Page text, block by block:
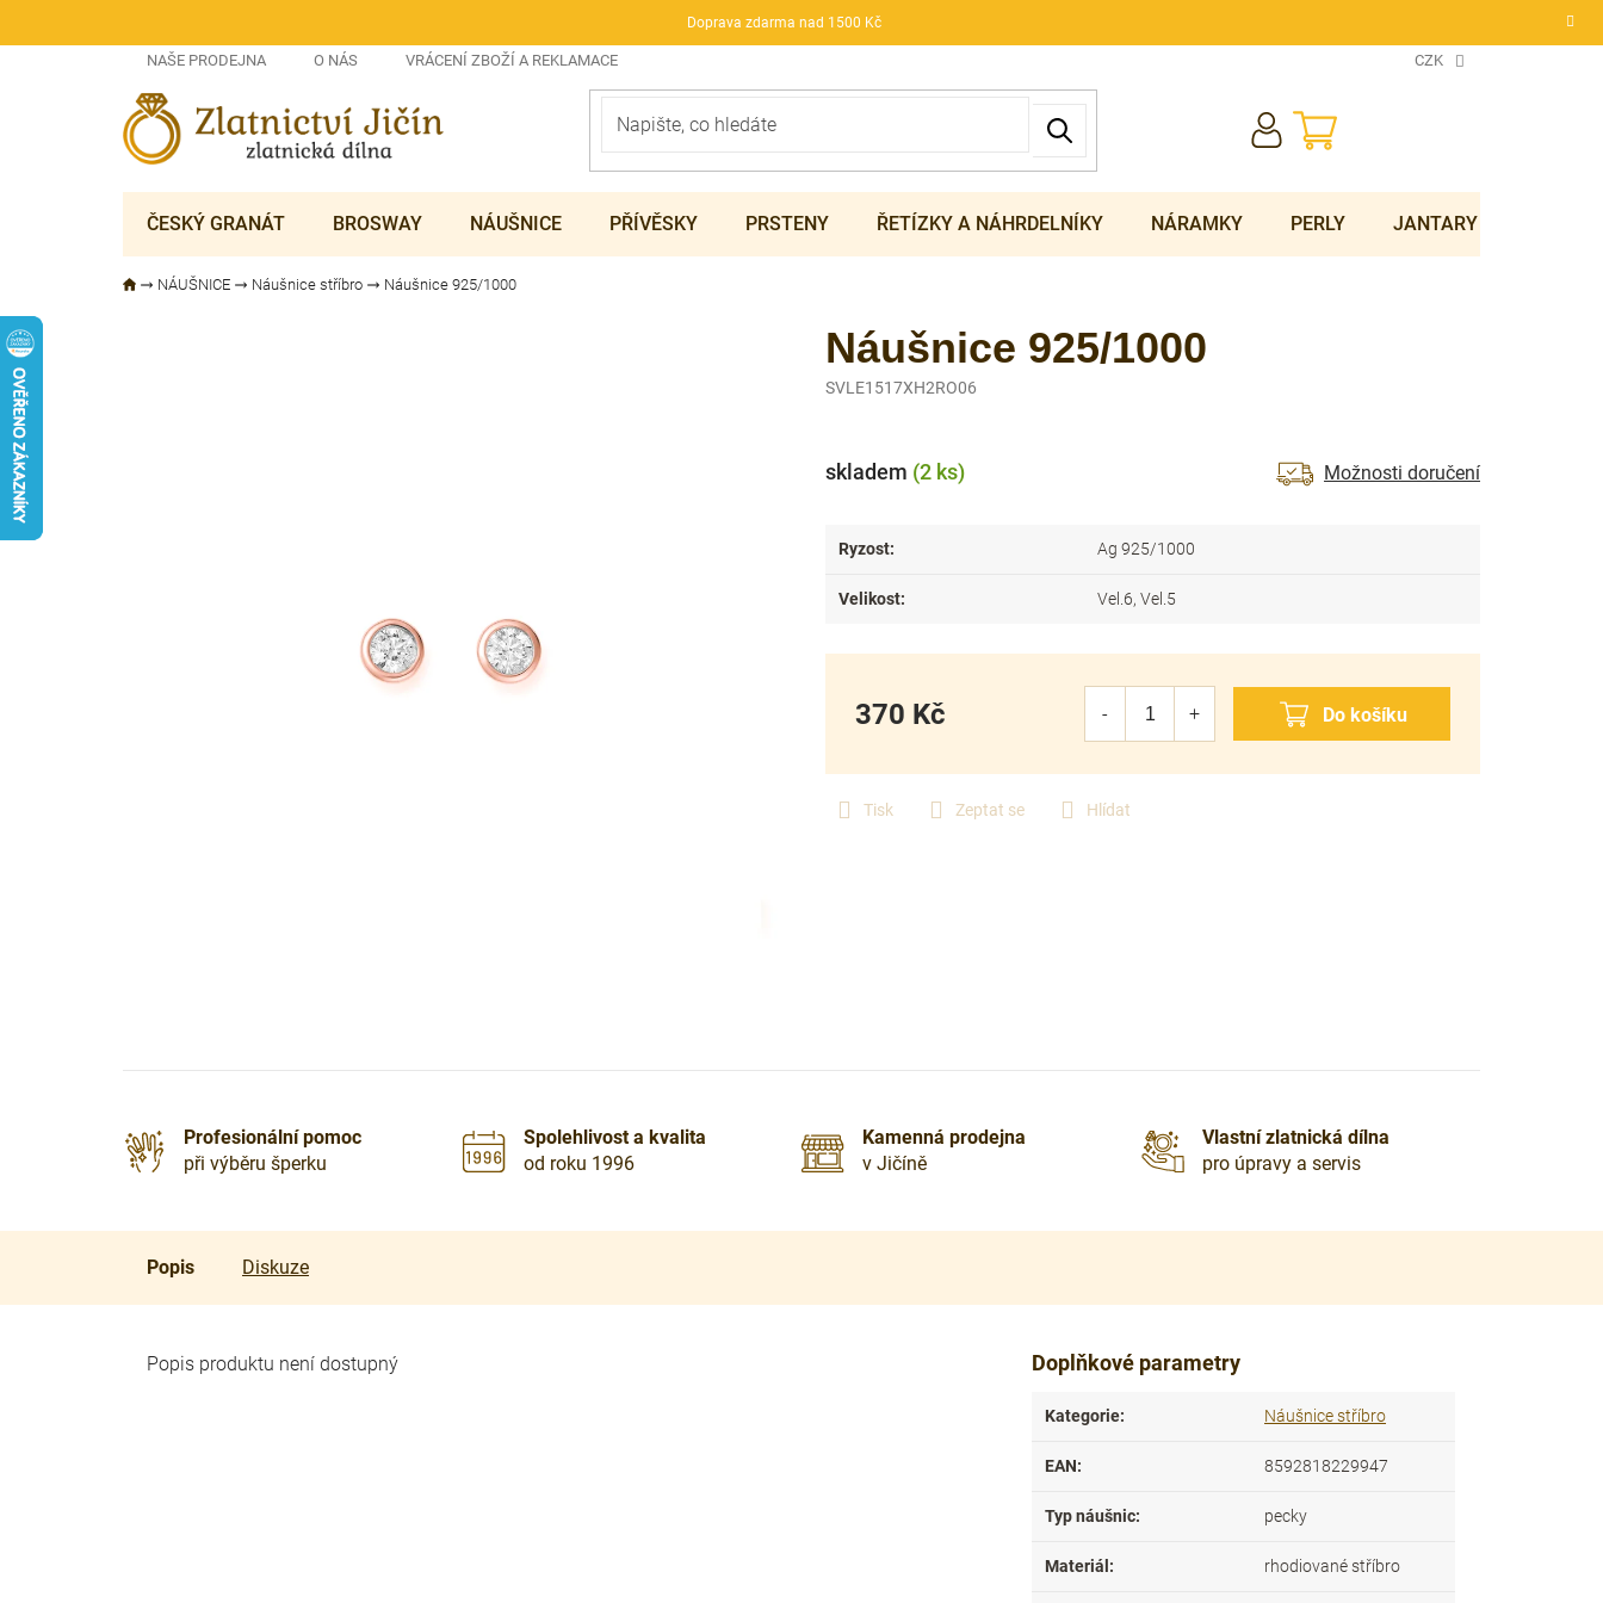
Doprava zdarma nad 1500 Kč
NAŠE PRODEJNA O NÁS VRÁCENÍ ZBOŽÍ A REKLAMACE CZK
NÁKUPNÍ
KOŠÍK
ČESKÝ GRANÁT BROSWAY NÁUŠNICE PŘÍVĚSKY PRSTENY ŘETÍZKY A NÁHRDELNÍKY NÁRAMKY PERLY JANTARY
NÁUŠNICE Náušnice stříbro Náušnice 925/1000
Tisk Zeptat se Hlídat
Náušnice 925/1000
SVLE1517XH2RO06
skladem (2 ks) Možnosti doručení
370 Kč
Ryzost: Ag 925/1000
Velikost: Vel.6, Vel.5
Profesionální pomoc
při výběru šperku
Spolehlivost a kvalita
od roku 1996
Kamenná prodejna
v Jičíně
Vlastní zlatnická dílna
pro úpravy a servis
Popis Diskuze
Popis produktu není dostupný Doplňkové parametry
Kategorie: Náušnice stříbro
EAN: 8592818229947
Typ náušnic: pecky
Materiál : rhodiované stříbro